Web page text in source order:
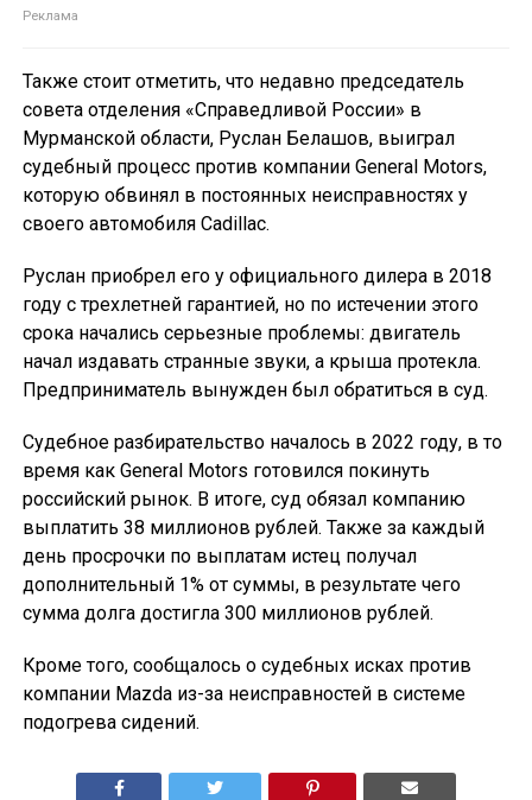
Также стоит отметить, что недавно председатель
совета отделения «Справедливой России» в
Мурманской области, Руслан Белашов, выиграл
судебный процесс против компании General Motors,
которую обвинял в постоянных неисправностях у
своего автомобиля Cadillac.
Руслан приобрел его у официального дилера в 2018
году с трехлетней гарантией, но по истечении этого
срока начались серьезные проблемы: двигатель
начал издавать странные звуки, а крыша протекла.
Предприниматель вынужден был обратиться в суд.
Судебное разбирательство началось в 2022 году, в то
время как General Motors готовился покинуть
российский рынок. В итоге, суд обязал компанию
выплатить 38 миллионов рублей. Также за каждый
день просрочки по выплатам истец получал
дополнительный 1% от суммы, в результате чего
сумма долга достигла 300 миллионов рублей.
Кроме того, сообщалось о судебных исках против
компании Mazda из-за неисправностей в системе
подогрева сидений.